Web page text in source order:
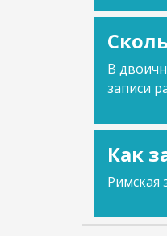
В
записи
Как
Римская